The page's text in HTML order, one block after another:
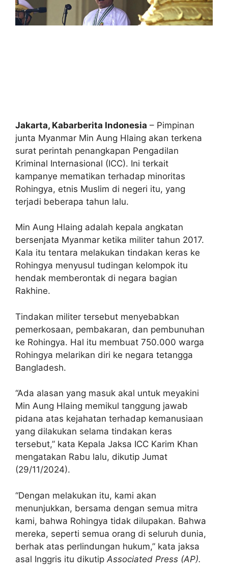
Jakarta, Kabarberita Indonesia – Pimpinan
junta Myanmar Min Aung Hlaing akan terkena
surat perintah penangkapan Pengadilan
Kriminal Internasional (ICC). Ini terkait
kampanye mematikan terhadap minoritas
Rohingya, etnis Muslim di negeri itu, yang
terjadi beberapa tahun lalu.
Min Aung Hlaing adalah kepala angkatan
bersenjata Myanmar ketika militer tahun 2017.
Kala itu tentara melakukan tindakan keras ke
Rohingya menyusul tudingan kelompok itu
hendak memberontak di negara bagian
Rakhine.
Tindakan militer tersebut menyebabkan
pemerkosaan, pembakaran, dan pembunuhan
ke Rohingya. Hal itu membuat 750.000 warga
Rohingya melarikan diri ke negara tetangga
Bangladesh.
“Ada alasan yang masuk akal untuk meyakini
Min Aung Hlaing memikul tanggung jawab
pidana atas kejahatan terhadap kemanusiaan
yang dilakukan selama tindakan keras
tersebut,” kata Kepala Jaksa ICC Karim Khan
mengatakan Rabu lalu, dikutip Jumat
(29/11/2024).
“Dengan melakukan itu, kami akan
menunjukkan, bersama dengan semua mitra
kami, bahwa Rohingya tidak dilupakan. Bahwa
mereka, seperti semua orang di seluruh dunia,
berhak atas perlindungan hukum,” kata jaksa
asal Inggris itu dikutip Associated Press (AP).